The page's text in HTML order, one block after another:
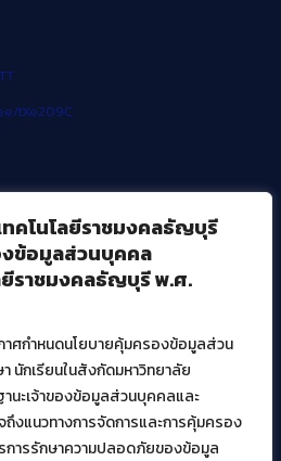
ทคโนโลยีราชมงคลธัญบุรี
งข้อมูลส่วนบุคคล
ยีราชมงคลธัญบุรี พ.ศ.
าศกำหนดนโยบายคุ้มครองข้อมูลส่วน
นักเรียนในสังกัดมหาวิทยาลัย
นะเจ้าของข้อมูลส่วนบุคคลและ
ถึงแนวทางการจัดการและการคุ้มครอง
ารรักษาความปลอดภัยของข้อมูล
tXe209C
น่วยงานภายนอก